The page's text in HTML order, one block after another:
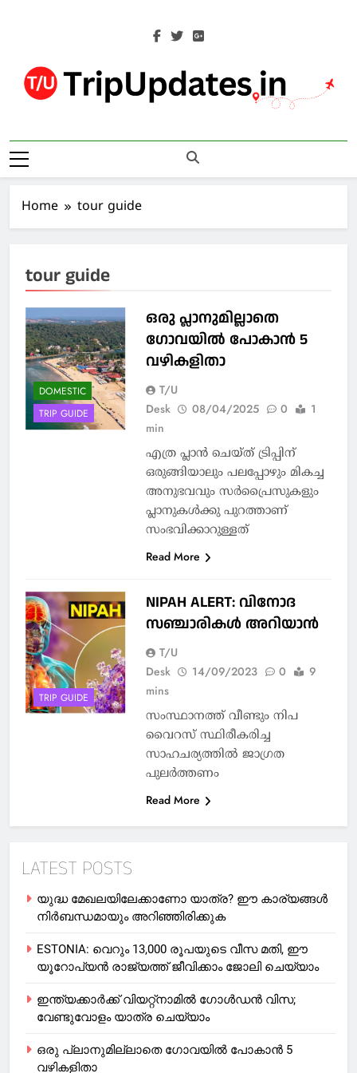
Trip Updates
Home tour guide
tour guide
DOMESTIC
TRIP GUIDE
ഒരു പ്ലാനുമില്ലാതെ
ഗോവയില്‍ പോകാൻ 5
വഴികളിതാ
T/U
Desk
08/04/2025 0
1
min
എത്ര പ്ലാന്‍ ചെയ്ത് ട്രിപ്പിന്
ഒരുങ്ങിയാലും പലപ്പോഴും മികച്ച
അനുഭവവും സര്‍പ്രൈസുകളും
പ്ലാനുകള്‍ക്കു പുറത്താണ്
സംഭവിക്കാറുള്ളത്
Read More
TRIP GUIDE
NIPAH ALERT: വിനോദ
സഞ്ചാരികൾ അറിയാൻ
T/U
Desk
14/09/2023 0
9
mins
സംസ്ഥാനത്ത് വീണ്ടും നിപ
വൈറസ് സ്ഥിരീകരിച്ച
സാഹചര്യത്തില്‍ ജാഗ്രത
പുലര്‍ത്തണം
Read More
LATEST POSTS
യുദ്ധ മേഖലയിലേക്കാണോ യാത്ര? ഈ കാര്യങ്ങള്‍
നിര്‍ബന്ധമായും അറിഞ്ഞിരിക്കുക
ESTONIA: വെറും 13,000 രൂപയുടെ വീസ മതി, ഈ
യൂറോപ്യന്‍ രാജ്യത്ത് ജീവിക്കാം ജോലി ചെയ്യാം
ഇന്ത്യക്കാർക്ക് വിയറ്റ്‌നാമില്‍ ഗോള്‍ഡന്‍ വിസ;
വേണ്ടുവോളം യാത്ര ചെയ്യാം
ഒരു പ്ലാനുമില്ലാതെ ഗോവയില്‍ പോകാൻ 5
വഴികളിതാ